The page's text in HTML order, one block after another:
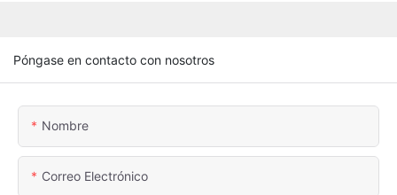
Póngase en contacto con nosotros
Nombre
Correo Electrónico